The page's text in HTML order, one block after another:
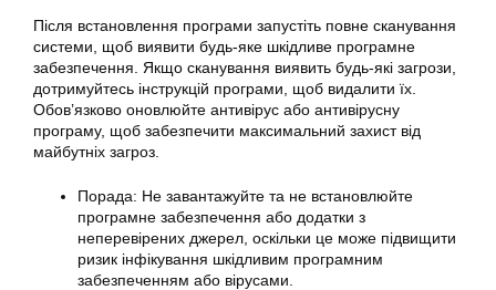
Після встановлення програми запустіть повне сканування
системи, щоб виявити будь-яке шкідливе програмне
забезпечення. Якщо сканування виявить будь-які загрози,
дотримуйтесь інструкцій програми, щоб видалити їх.
Обов’язково оновлюйте антивірус або антивірусну
програму, щоб забезпечити максимальний захист від
майбутніх загроз.
Порада: Не завантажуйте та не встановлюйте
програмне забезпечення або додатки з
неперевірених джерел, оскільки це може підвищити
ризик інфікування шкідливим програмним
забезпеченням або вірусами.